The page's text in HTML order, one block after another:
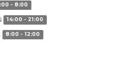
- 8:00
14:00 - 21:00
8:00 - 12:00